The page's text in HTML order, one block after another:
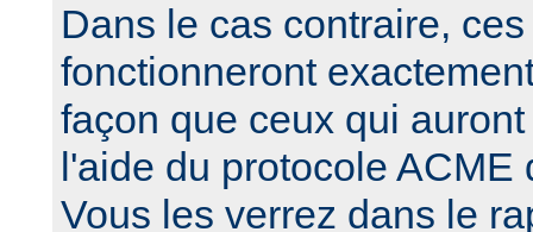
Dans le cas contraire,
fonctionneront
façon que ceux qui
l'aide du protocole ACME
Vous les verrez dans le